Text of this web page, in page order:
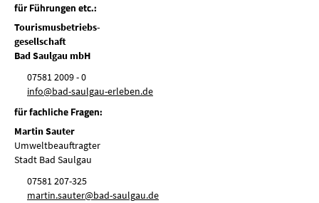
für Führungen etc.:
Tourismusbetriebs-
gesellschaft
Bad Saulgau mbH
07581 2009 - 0
nf
b d-s lg - rl b n d
für fachliche Fragen:
Martin Sauter
Umweltbeauftragter
Stadt Bad Saulgau
07581 207-325
m rt n s t r b d-s lg d